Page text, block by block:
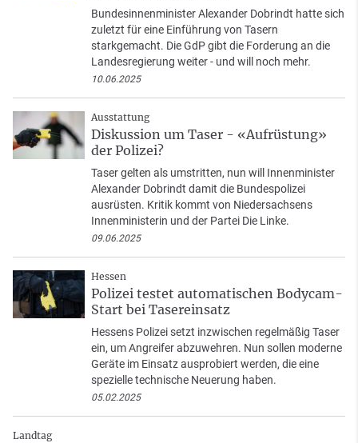
Bundesinnenminister Alexander Dobrindt hatte sich
zuletzt für eine Einführung von Tasern
starkgemacht. Die GdP gibt die Forderung an die
Landesregierung weiter - und will noch mehr.
10.06.2025
Ausstattung
Diskussion um Taser - «Aufrüstung»
der Polizei?
Taser gelten als umstritten, nun will Innenminister
Alexander Dobrindt damit die Bundespolizei
ausrüsten. Kritik kommt von Niedersachsens
Innenministerin und der Partei Die Linke.
09.06.2025
Hessen
Polizei testet automatischen Bodycam-
Start bei Tasereinsatz
Hessens Polizei setzt inzwischen regelmäßig Taser
ein, um Angreifer abzuwehren. Nun sollen moderne
Geräte im Einsatz ausprobiert werden, die eine
spezielle technische Neuerung haben.
05.02.2025
Landtag